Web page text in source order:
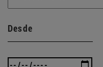
Desde